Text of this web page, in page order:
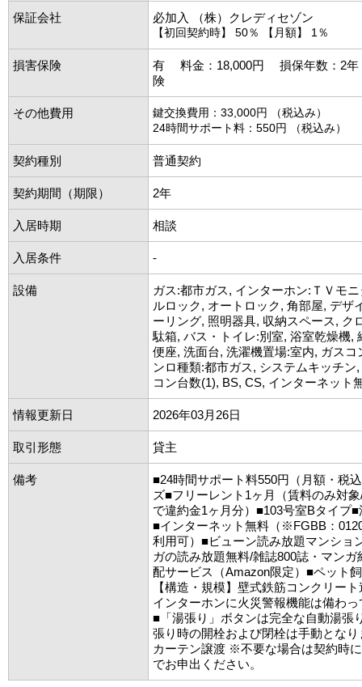
保証会社 必加入 （株）クレディセゾン
【初回契約時】 50％ 【月額】 1％
損害保険
有 料金：18,000円 損保年数：2
険
その他費用
鍵交換費用：33,000円 （税込み）
24時間サポート料：550円 （税込み）
契約種別 普通契約
契約期間（期限） 2年
入居時期 相談
入居条件 -
設備
ガス:都市ガス, インターホン:ＴＶモ
ルロック, オートロック, 角部屋, デザ
ーリング, 照明器具, 収納スペース, ク
駄箱, バス・トイレ:別室, 浴室乾燥機,
便座, 洗面台, 洗濯機置場:室内, ガスコ
ンロ種類:都市ガス, システムキッチン
コン台数(1), BS, CS, インターネット
情報更新日 2026年03月26日
取引形態 貸主
備考
■24時間サポート料550円（月額・税
ズ■フリーレント1ヶ月（賃料のみ対
で違約金1ヶ月分）■103号室Bタイプ
■インターネット無料（※FGBB：
利用可）■ビューン読み放題マンショ
ガの読み放題無料/雑誌800誌・マン
配サービス（Amazon限定）■ペット
【構造・規模】壁式鉄筋コンクリー
インターホンに火災警報機能は備わ
■「湯張り」ボタンは完全な自動湯張
張り時の開栓および閉栓は手動とな
カーテン譲渡 ※不要な場合は契約時
でお申出ください。